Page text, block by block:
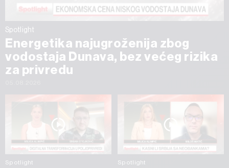
Spotlight
Energetika najugroženija zbog
vodostaja Dunava, bez većeg rizika
za privredu
Spotlight Spotlight